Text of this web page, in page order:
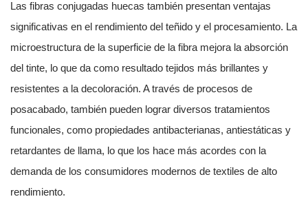
Las fibras conjugadas huecas también presentan ventajas
significativas en el rendimiento del teñido y el procesamiento. La
microestructura de la superficie de la fibra mejora la absorción
del tinte, lo que da como resultado tejidos más brillantes y
resistentes a la decoloración. A través de procesos de
posacabado, también pueden lograr diversos tratamientos
funcionales, como propiedades antibacterianas, antiestáticas y
retardantes de llama, lo que los hace más acordes con la
demanda de los consumidores modernos de textiles de alto
rendimiento.